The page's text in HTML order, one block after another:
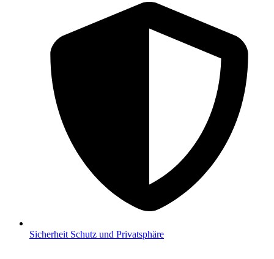
Sicherheit Schutz und Privatsphäre